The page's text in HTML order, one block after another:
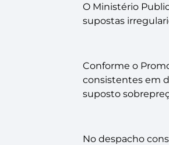
O Ministério
supostas
Conforme o
consistentes em
suposto
No despacho